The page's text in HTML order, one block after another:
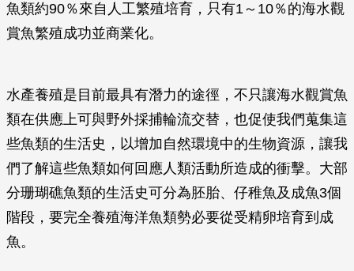
魚類約90％來自人工繁殖培育，只有1～10％的海水觀
賞魚繁殖成功並商業化。
水產養殖是目前最具有潛力的途徑，不只讓海水觀賞魚
類在供應上可與野外採捕輪流交替，也促使我們蒐集這
些魚類的生活史，以增加自然環境中的生物資源，讓我
們了解這些魚類如何回應人類活動所造成的衝擊。大部
分珊瑚礁魚類的生活史可分為胚胎、仔稚魚及成魚3個
階段，要完全養殖海洋魚類勢必要從受精卵培育到成
魚。